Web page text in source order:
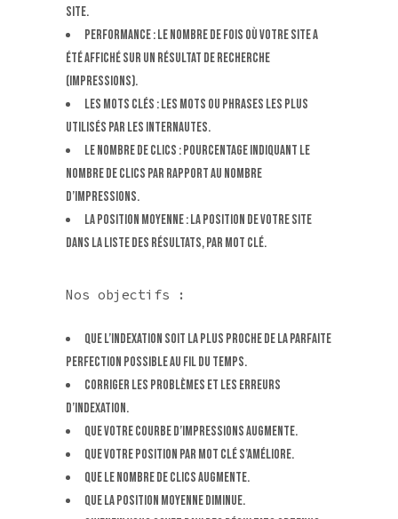
site.
Performance : le nombre de fois où votre site a
été affiché sur un résultat de recherche
(impressions).
Les mots clés : les mots ou phrases les plus
utilisés par les internautes.
Le nombre de clics : pourcentage indiquant le
nombre de clics par rapport au nombre
d’impressions.
La position moyenne : la position de votre site
dans la liste des résultats, par mot clé.
Nos objectifs :
Que l’indexation soit la plus proche de la parfaite
perfection possible au fil du temps.
Corriger les problèmes et les erreurs
d’indexation.
Que votre courbe d’impressions augmente.
Que votre position par mot clé s’améliore.
Que le nombre de clics augmente.
Que la position moyenne diminue.